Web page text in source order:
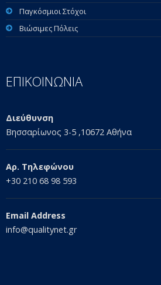
Παγκόσμιοι Στόχοι
Βιώσιμες Πόλεις
ΕΠΙΚΟΙΝΩΝΙΑ
Διεύθυνση
Βησσαρίωνος 3-5 ,10672 Αθήνα
Αρ. Τηλεφώνου
+30 210 68 98 593
Email Address
info@qualitynet.gr